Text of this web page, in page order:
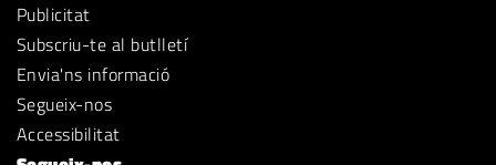
Publicitat
Subscriu-te al butlletí
Envia'ns informació
Segueix-nos
Accessibilitat